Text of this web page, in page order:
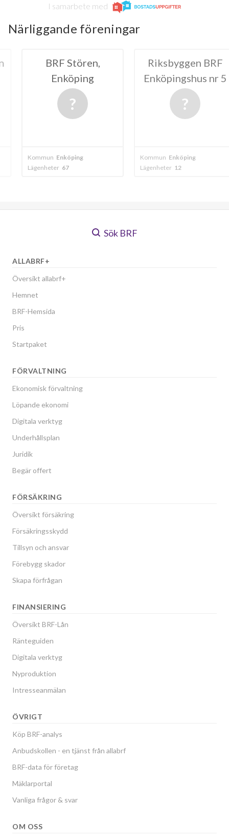
I samarbete med
Närliggande föreningar
Riksbyggen BRF
Enköpingshus nr 5
Kommun
BRF
Kommun
Sök BRF
ALLABRF+
Översikt allabrf+
Hemnet
BRF-Hemsida
Pris
Startpaket
FÖRVALTNING
Ekonomisk förvaltning
Löpande ekonomi
Digitala verktyg
Underhållsplan
Juridik
Begär offert
FÖRSÄKRING
Översikt försäkring
Försäkringsskydd
Tillsyn och ansvar
Förebygg skador
Skapa förfrågan
FINANSIERING
Översikt BRF-Lån
Ränteguiden
Digitala verktyg
Nyproduktion
Intresseanmälan
ÖVRIGT
Köp BRF-analys
Anbudskollen - en tjänst från allabrf
BRF-data för företag
Mäklarportal
Vanliga frågor & svar
OM OSS